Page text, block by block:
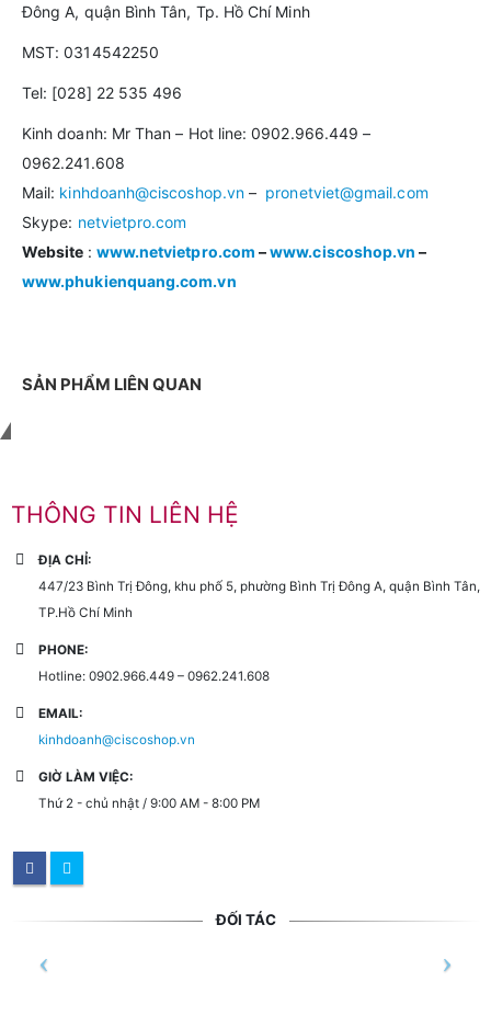
Đông A, quận Bình Tân, Tp. Hồ Chí Minh
MST: 0314542250
Tel: [028] 22 535 496
Kinh doanh: Mr Than – Hot line: 0902.966.449 –
0962.241.608
Mail: kinhdoanh@ciscoshop.vn– pronetviet@gmail.com
Skype: netvietpro.com
Website : www.netvietpro.com –www.ciscoshop.vn –
www.phukienquang.com.vn
SẢN PHẨM LIÊN QUAN
THÔNG TIN LIÊN HỆ
ĐỊA CHỈ:
447/23 Bình Trị Đông, khu phố 5, phường Bình Trị Đông A, quận Bình Tân,
TP.Hồ Chí Minh
PHONE:
Hotline: 0902.966.449 – 0962.241.608
EMAIL:
kinhdoanh@ciscoshop.vn
GIỜ LÀM VIỆC:
Thứ 2 - chủ nhật / 9:00 AM - 8:00 PM
ĐỐI TÁC